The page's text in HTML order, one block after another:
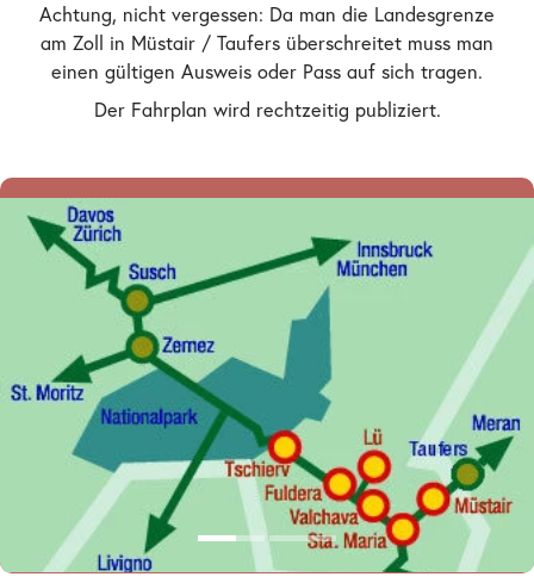
Achtung, nicht vergessen: Da man die Landesgrenze
am Zoll in Müstair / Taufers überschreitet muss man
einen gültigen Ausweis oder Pass auf sich tragen.
Der Fahrplan wird rechtzeitig publiziert.